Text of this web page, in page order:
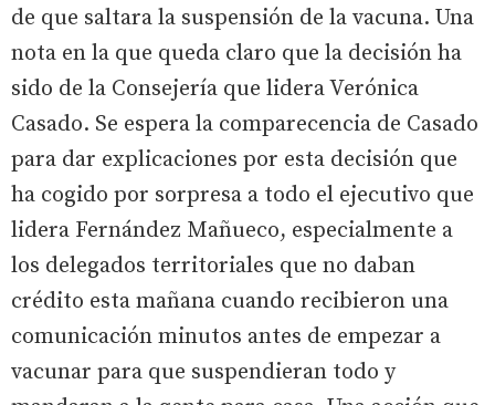
de que saltara la suspensión de la vacuna. Una
nota en la que queda claro que la decisión ha
sido de la Consejería que lidera Verónica
Casado. Se espera la comparecencia de Casado
para dar explicaciones por esta decisión que
ha cogido por sorpresa a todo el ejecutivo que
lidera Fernández Mañueco, especialmente a
los delegados territoriales que no daban
crédito esta mañana cuando recibieron una
comunicación minutos antes de empezar a
vacunar para que suspendieran todo y